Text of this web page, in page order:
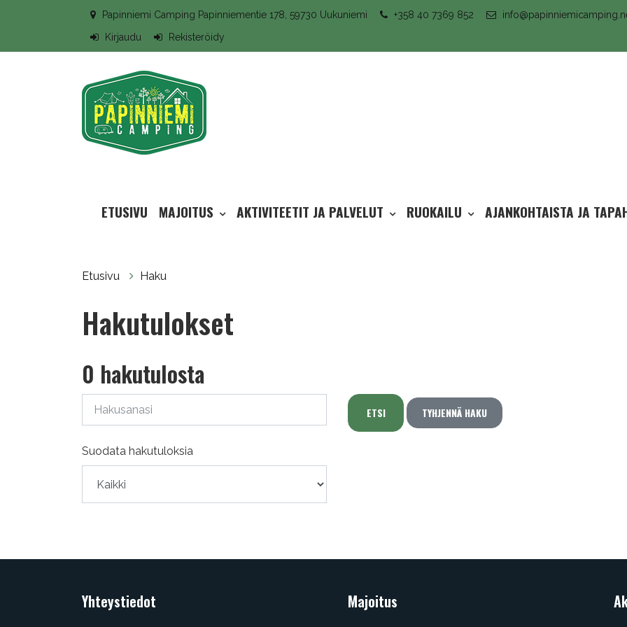
Siirry pääsisältöön
Papinniemi Camping Papinniementie 178, ​59730 Uukuniemi +358 40 7369 852
Kirjaudu
Rekisteröidy
ETUSIVU MAJOITUS AKTIVITEETIT JA PALVELUT RUOKAILU AJANKOHTAISTA JA
Etusivu Haku
Hakutulokset
0 hakutulosta
TYHJENNÄ HAKU
Suodata hakutuloksia
Yhteystiedot Majoitus